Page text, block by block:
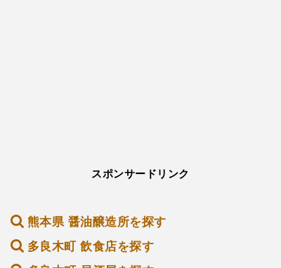
スポンサードリンク
熊本県 醤油醸造所を探す
多良木町 飲食店を探す